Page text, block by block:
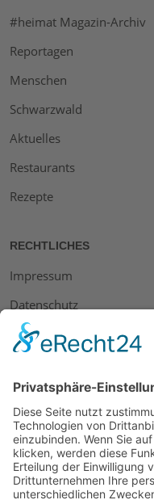
#heimat Magazin-Archiv
Reportagen
Menschen
Schwarzwald
Aktuelles
Restaurants
Rezepte
RECHTLICHES
Impressum
Datenschutz
AGB
Bankdaten